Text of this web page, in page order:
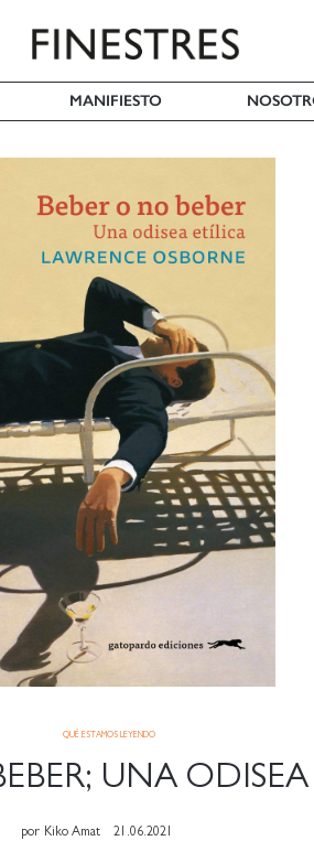
MANIFIESTO
QUÉ ESTAMOS LEYENDO
UNA
por Kiko Amat 21.06.2021